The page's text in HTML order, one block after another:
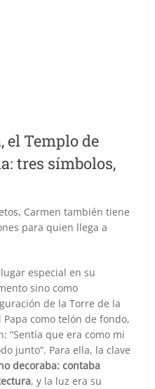
el Templo de
tres símbolos,
Carmen también tiene
para quien llega a
especial en su
sino como
de la Torre de la
como telón de fondo,
“Sentía que era como mi
junto”. Para ella, la clave
decoraba: contaba
, y la luz era su